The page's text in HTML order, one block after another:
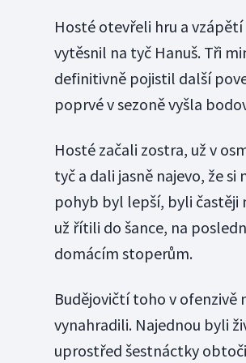
Hosté otevřeli hru a
vytěsnil na tyč Hanuš. Tři
definitivně pojistil další
poprvé v sezoně vyšla
Hosté začali zostra, už v
tyč a dali jasně najevo, že
pohyb byl lepší, byli častěji
už řítili do šance, na
domácím stoperům.
Budějovičtí toho v ofenzivě
vynahradili. Najednou byli
uprostřed šestnáctky